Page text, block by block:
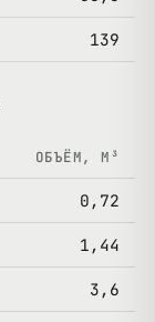
139
ОБЪЁМ, М³
0,72
1,44
3,6